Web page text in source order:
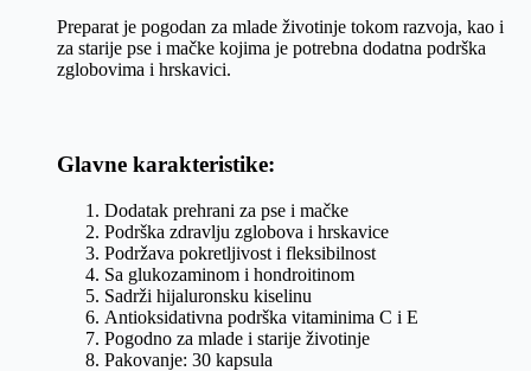
Preparat je pogodan za mlade životinje tokom razvoja, kao i
za starije pse i mačke kojima je potrebna dodatna podrška
zglobovima i hrskavici.
Glavne karakteristike:
Dodatak prehrani za pse i mačke
Podrška zdravlju zglobova i hrskavice
Podržava pokretljivost i fleksibilnost
Sa glukozaminom i hondroitinom
Sadrži hijaluronsku kiselinu
Antioksidativna podrška vitaminima C i E
Pogodno za mlade i starije životinje
Pakovanje: 30 kapsula